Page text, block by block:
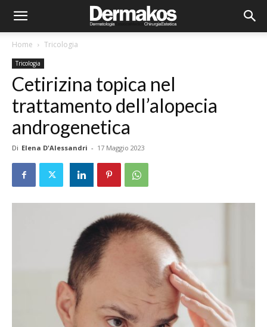
Home Tricologia
Tricologia
Cetirizina topica nel
trattamento dell’alopecia
androgenetica
Di Elena D'Alessandri - 17 Maggio 2023